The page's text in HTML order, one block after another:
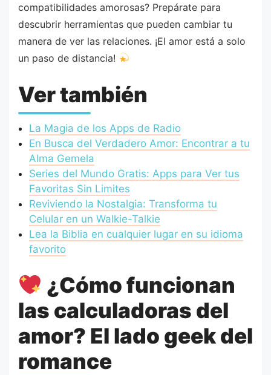
compatibilidades amorosas? Prepárate para
descubrir herramientas que pueden cambiar tu
manera de ver las relaciones. ¡El amor está a solo
un paso de distancia!
Ver también
La Magia de los Apps de Radio
En Busca del Verdadero Amor: Encontrar a tu
Alma Gemela
Series del Mundo Gratis: Apps para Ver tus
Favoritas Sin Limites
Reviviendo la Nostalgia: Transforma tu
Celular en un Walkie-Talkie
Lea la Biblia en cualquier lugar en su idioma
favorito
¿Cómo funcionan
las calculadoras del
amor? El lado geek del
romance